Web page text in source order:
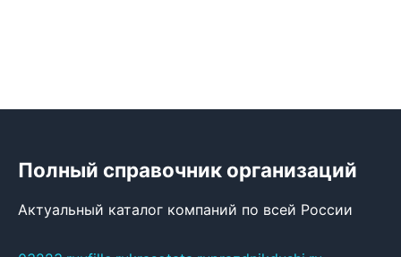
Полный справочник организаций
Актуальный каталог компаний по всей России